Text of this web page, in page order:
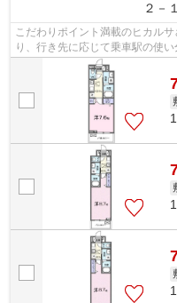
２－
こだわりポイント満載のヒカル
り、行き先に応じて乗車駅の使
ばごみをもって歩く距離も少なく